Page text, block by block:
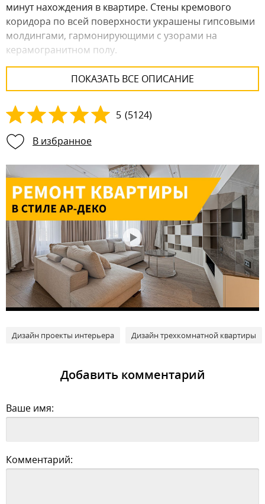
минут нахождения в квартире. Стены кремового
коридора по всей поверхности украшены гипсовыми
молдингами, гармонирующими с узорами на
керамогранитном полу.
Гостиная объединена с кухней и столовой - это самая
просторная и необычайно светлая комната. Роскоши
люстры, которые зонируют пространство, потолок
декорирован нишами с подсветками. На кухне мы
видим элегантное и свежее сочетание золота и
пятном, а выгодно обрамляет пространство.
Позолоченная фурнитура, ножки барных стульев и
окантовка стола – такие мелочи напоминают нам о
том, какой именно стиль задействован в интерьере.
ПОКАЗАТЬ ВСЕ ОПИСАНИЕ
5 (5124)
В избранное
Дизайн проекты интерьера Дизайн трехкомнатной квартиры
Добавить комментарий
Ваше имя:
Комментарий: